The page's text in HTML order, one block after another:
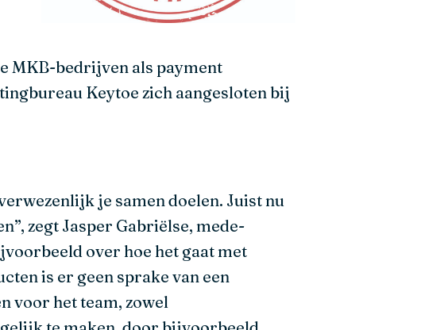
MKB-bedrijven als payment
Keytoe zich aangesloten bij
je samen doelen. Juist nu
zegt Jasper Gabriëlse, mede-
over hoe het gaat met
is er geen sprake van een
voor het team, zowel